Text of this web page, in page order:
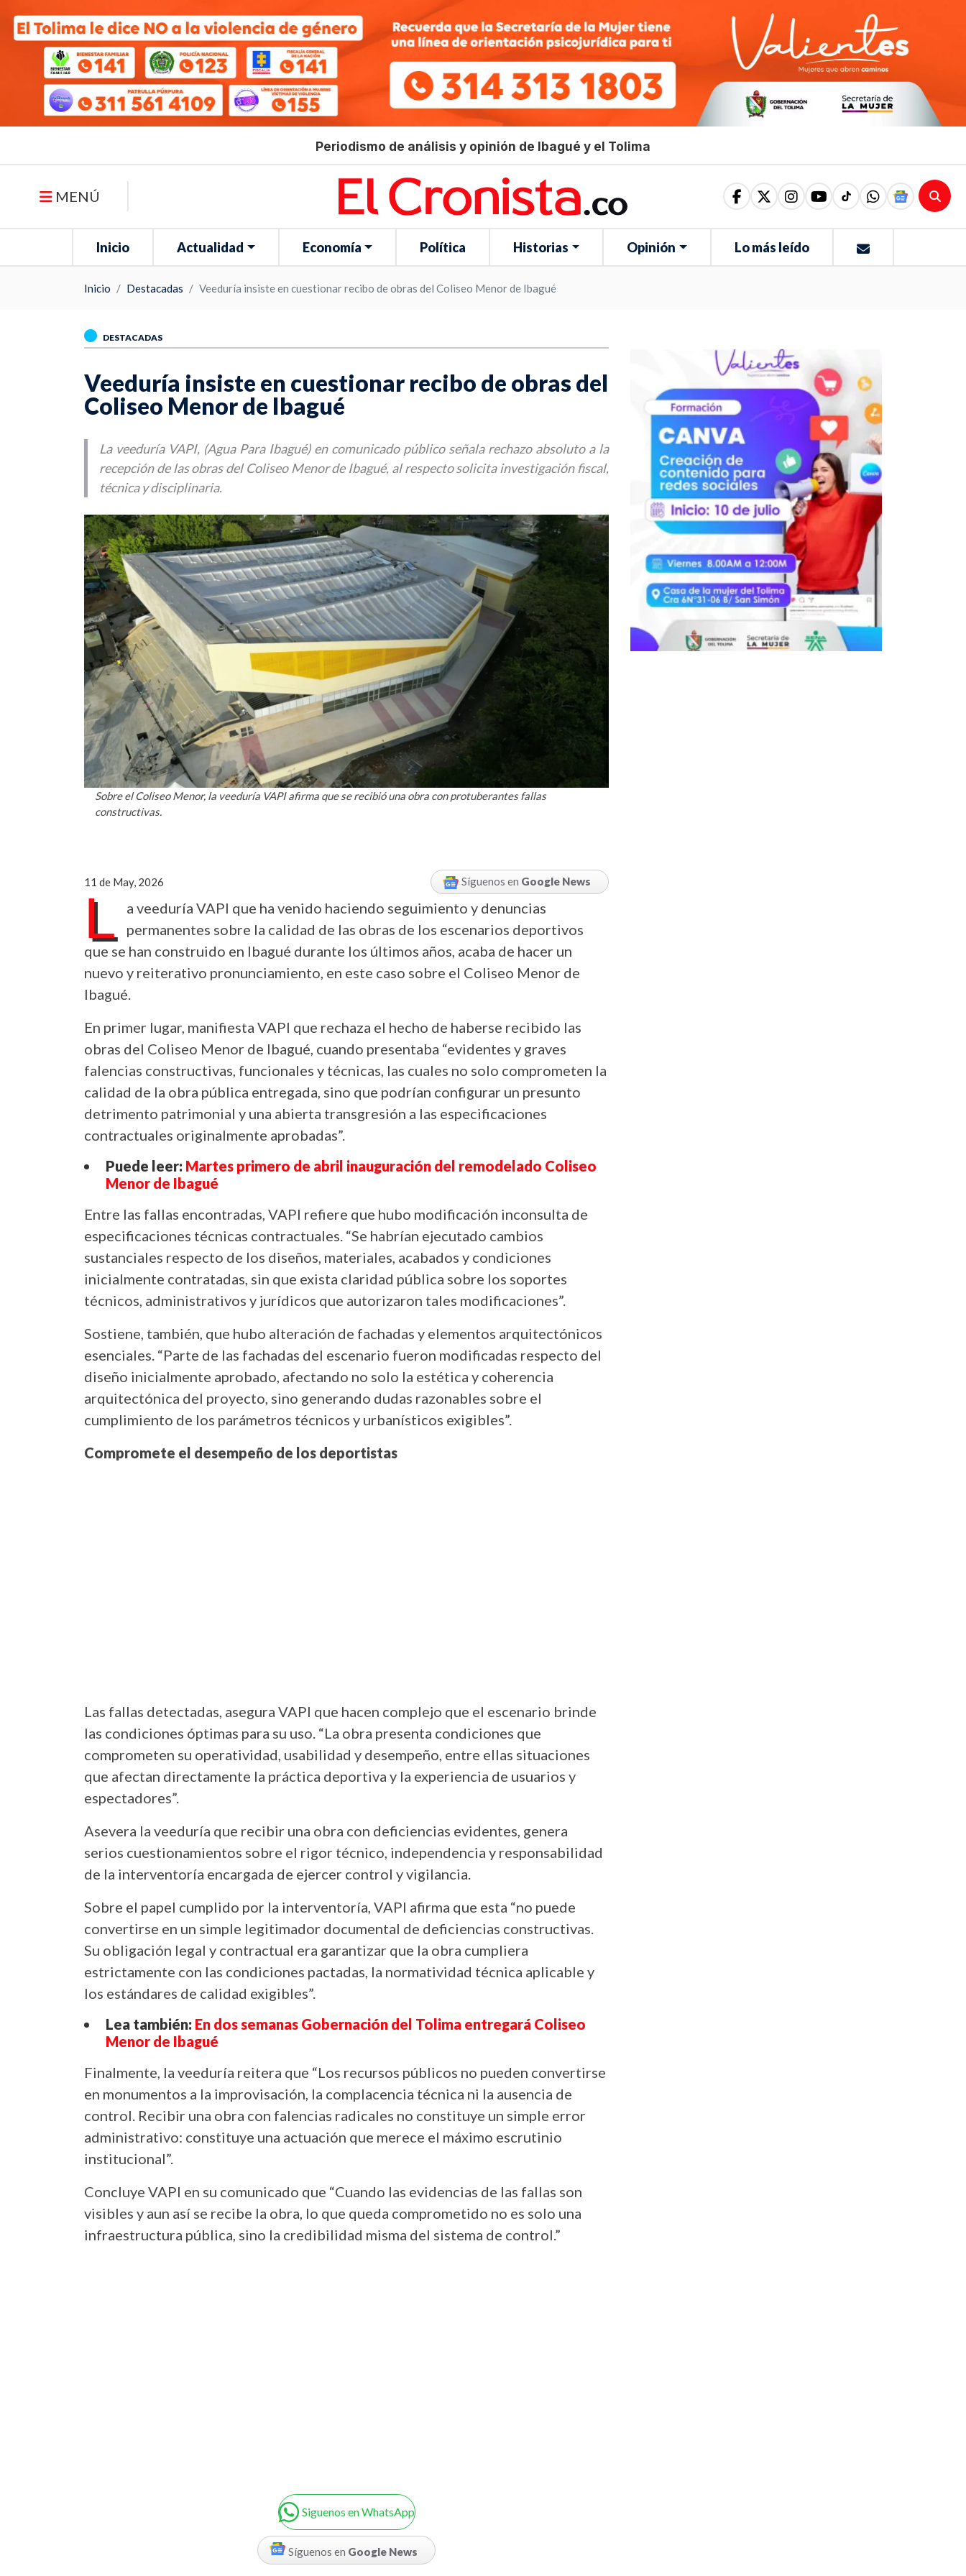
Periodismo de análisis y opinión de Ibagué y el Tolima
MENÚ
Inicio Actualidad Economía Política Historias Opinión Lo más leído
Inicio Destacadas Veeduría insiste en cuestionar recibo de obras del Coliseo Menor de Ibagué
DESTACADAS
Veeduría insiste en cuestionar recibo de obras del
Coliseo Menor de Ibagué
La veeduría VAPI, (Agua Para Ibagué) en comunicado público señala rechazo absoluto a la
recepción de las obras del Coliseo Menor de Ibagué, al respecto solicita investigación fiscal,
técnica y disciplinaria.
Sobre el Coliseo Menor, la veeduría VAPI afirma que se recibió una obra con protuberantes fallas
constructivas.
11 de May, 2026 Síguenos en Google News
L
a veeduría VAPI que ha venido haciendo seguimiento y denuncias
permanentes sobre la calidad de las obras de los escenarios deportivos
que se han construido en Ibagué durante los últimos años, acaba de hacer un
nuevo y reiterativo pronunciamiento, en este caso sobre el Coliseo Menor de
Ibagué.
En primer lugar, manifiesta VAPI que rechaza el hecho de haberse recibido las
obras del Coliseo Menor de Ibagué, cuando presentaba “evidentes y graves
falencias constructivas, funcionales y técnicas, las cuales no solo comprometen la
calidad de la obra pública entregada, sino que podrían configurar un presunto
detrimento patrimonial y una abierta transgresión a las especificaciones
contractuales originalmente aprobadas”.
Puede leer: Martes primero de abril inauguración del remodelado Coliseo
Menor de Ibagué
Entre las fallas encontradas, VAPI refiere que hubo modificación inconsulta de
especificaciones técnicas contractuales. “Se habrían ejecutado cambios
sustanciales respecto de los diseños, materiales, acabados y condiciones
inicialmente contratadas, sin que exista claridad pública sobre los soportes
técnicos, administrativos y jurídicos que autorizaron tales modificaciones”.
Sostiene, también, que hubo alteración de fachadas y elementos arquitectónicos
esenciales. “Parte de las fachadas del escenario fueron modificadas respecto del
diseño inicialmente aprobado, afectando no solo la estética y coherencia
arquitectónica del proyecto, sino generando dudas razonables sobre el
cumplimiento de los parámetros técnicos y urbanísticos exigibles”.
Compromete el desempeño de los deportistas
Las fallas detectadas, asegura VAPI que hacen complejo que el escenario brinde
las condiciones óptimas para su uso. “La obra presenta condiciones que
comprometen su operatividad, usabilidad y desempeño, entre ellas situaciones
que afectan directamente la práctica deportiva y la experiencia de usuarios y
espectadores”.
Asevera la veeduría que recibir una obra con deficiencias evidentes, genera
serios cuestionamientos sobre el rigor técnico, independencia y responsabilidad
de la interventoría encargada de ejercer control y vigilancia.
Sobre el papel cumplido por la interventoría, VAPI afirma que esta “no puede
convertirse en un simple legitimador documental de deficiencias constructivas.
Su obligación legal y contractual era garantizar que la obra cumpliera
estrictamente con las condiciones pactadas, la normatividad técnica aplicable y
los estándares de calidad exigibles”.
Lea también: En dos semanas Gobernación del Tolima entregará Coliseo
Menor de Ibagué
Finalmente, la veeduría reitera que “Los recursos públicos no pueden convertirse
en monumentos a la improvisación, la complacencia técnica ni la ausencia de
control. Recibir una obra con falencias radicales no constituye un simple error
administrativo: constituye una actuación que merece el máximo escrutinio
institucional”.
Concluye VAPI en su comunicado que “Cuando las evidencias de las fallas son
visibles y aun así se recibe la obra, lo que queda comprometido no es solo una
infraestructura pública, sino la credibilidad misma del sistema de control.”
Siguenos en WhatsApp
Síguenos en Google News